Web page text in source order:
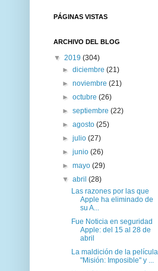
PÁGINAS VISTAS
ARCHIVO DEL BLOG
▼ 2019 (304)
►diciembre(21)
►noviembre(21)
►octubre(26)
►septiembre(22)
►agosto(25)
►julio(27)
►junio(26)
►mayo(29)
▼abril(28)
Las razones por las que
Apple ha eliminado de
su A...
Fue Noticia en seguridad
Apple: del 15 al 28 de
abril
La maldición de la película
"Misión: Imposible" y ...